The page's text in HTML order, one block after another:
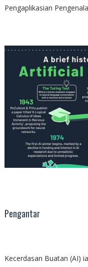
Pengaplikasian
Pengantar
Kecerdasan Buatan (AI)